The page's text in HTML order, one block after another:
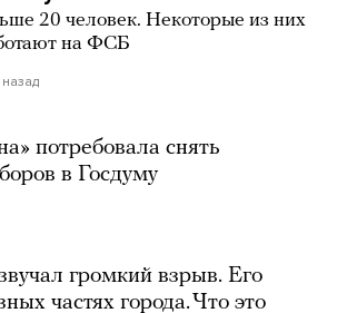
20 человек. Некоторые из них
на ФСБ
потребовала снять
в Госдуму
громкий взрыв. Его
частях города. Что это